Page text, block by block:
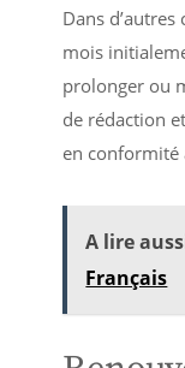
Dans
mois
prolonger ou
de rédaction
en conformité
A lire
Français